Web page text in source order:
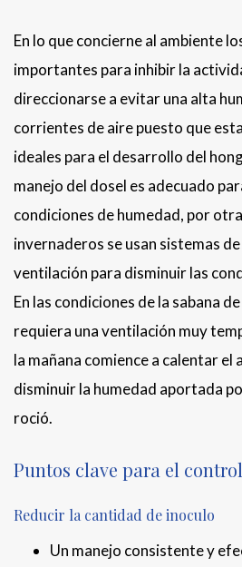
En lo que concierne al ambiente
importantes para inhibir la
direccionarse a evitar una alta
corrientes de aire puesto que
ideales para el desarrollo del
manejo del dosel es adecuado
condiciones de humedad, por
invernaderos se usan sistemas
ventilación para disminuir las
En las condiciones de la sabana
requiera una ventilación muy
la mañana comience a calentar el
disminuir la humedad aportada
roció.
Puntos clave para el
Reducir la cantidad de inoculo
Un manejo consistente y